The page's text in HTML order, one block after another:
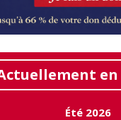
en
Été 2026